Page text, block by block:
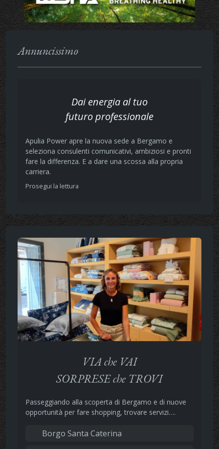
Annuncissimo
Dai energia al tuo
futuro professionale
Apulia Power apre la nuova sede a Bergamo e
seleziona consulenti comunicativi, ambiziosi e pronti
fare la differenza. E a dare una scossa alla propria
carriera.
Prosegui la lettura
VIA che VAI
SORPRESE che TROVI
Passeggiando alla scoperta di Bergamo e di nuove
opportunità per fare shopping, trovare servizi….
Borgo Santa Caterina